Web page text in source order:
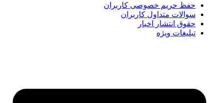
حفظ حریم خصوصی کاربران
سوالات متداول کاربران
حقوق انتشار اخبار
تبلیغات ویژه